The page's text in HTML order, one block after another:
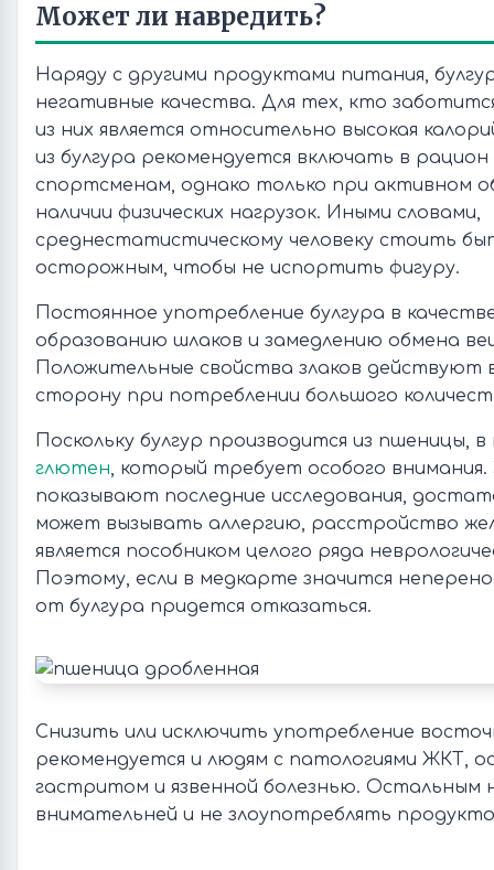
Может ли навредить?
Наряду с другими продуктами питания,
негативные качества. Для тех, кто
из них является относительно высокая
из булгура рекомендуется включать в
спортсменам, однако только при активном
наличии физических нагрузок. Иными словами,
среднестатистическому человеку стоить
осторожным, чтобы не испортить фигуру.
Постоянное употребление булгура в
образованию шлаков и замедлению обмена
Положительные свойства злаков действуют
сторону при потреблении большого
Поскольку булгур производится из пшеницы,
глютен, который требует особого
показывают последние исследования,
может вызывать аллергию, расстройство
является пособником целого ряда
Поэтому, если в медкарте значится
от булгура придется отказаться.
Снизить или исключить употребление
рекомендуется и людям с патологиями ЖКТ,
гастритом и язвенной болезнью.
внимательней и не злоупотреблять